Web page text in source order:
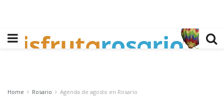
Home Rosario Agenda de agosto en Rosario